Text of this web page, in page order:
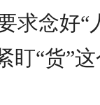
求念好“
盯“货”